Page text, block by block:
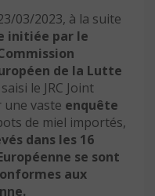
03/2023, à la suite
initiée par le
de la Lutte
le JRC Joint
une vaste enquête
de miel importés,
dans les 16
se sont
aux